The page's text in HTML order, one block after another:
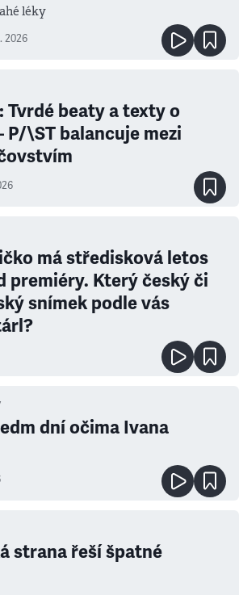
léky
2026
Tvrdé beaty a texty o
P/\ST balancuje mezi
má středisková letos
premiéry. Který český či
snímek podle vás
dní očima Ivana
strana řeší špatné